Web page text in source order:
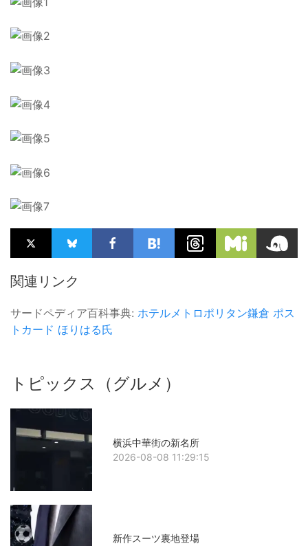
関連リンク
サードペディア百科事典: ホテルメトロポリタン鎌倉 ポス
トカード ほりはる氏
トピックス（グルメ）
横浜中華街の新名所
2026-08-08 11:29:15
新作スーツ裏地登場